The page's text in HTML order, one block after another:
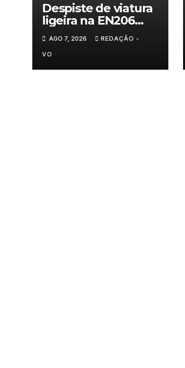
Despiste de viatura
ligeira na EN206
cruzamento Fornos
do Pinhal
AGO 7, 2026 REDAÇÃO -
VO